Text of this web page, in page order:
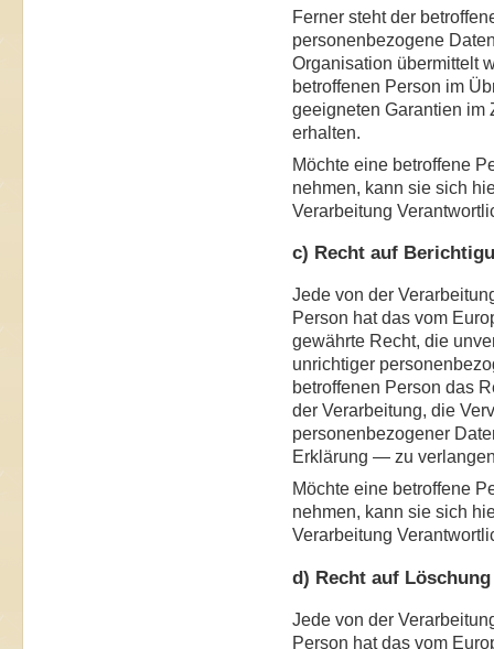
Ferner steht der
personenbezogene
Organisation übermittelt
betroffenen Person im
geeigneten Garantien im
erhalten.
Möchte eine betroffene
nehmen, kann sie sich
Verarbeitung
c) Recht auf
Jede von der
Person hat das vom
gewährte Recht, die
unrichtiger
betroffenen Person das
der Verarbeitung, die
personenbezogener
Erklärung — zu
Möchte eine betroffene
nehmen, kann sie sich
Verarbeitung
d) Recht auf
Jede von der
Person hat das vom